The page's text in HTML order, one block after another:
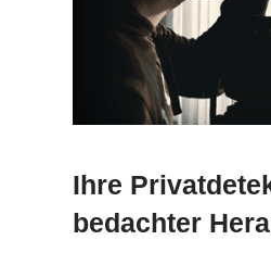
Ihre
bedachter